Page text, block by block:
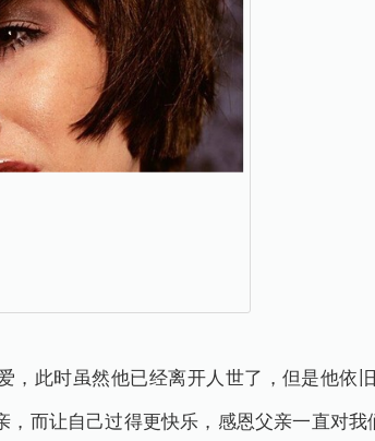
，此时虽然他已经离开人世了，但是他依
而让自己过得更快乐，感恩父亲一直对我